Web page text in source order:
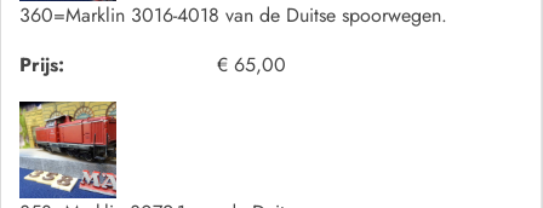
360=Marklin 3016-4018 van de Duitse spoorwegen.
Prijs:
€ 65,00